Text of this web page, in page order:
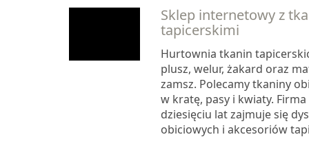
Sklep internetowy z
tapicerskimi
Hurtownia tkanin
plusz, welur, żakard oraz
zamsz. Polecamy tkaniny
w kratę, pasy i kwiaty.
dziesięciu lat zajmuje się
obiciowych i akcesoriów